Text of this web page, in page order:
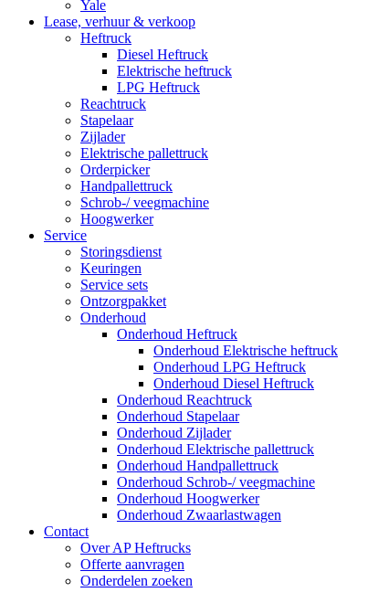
Yale
Lease, verhuur & verkoop
Heftruck
Diesel Heftruck
Elektrische heftruck
LPG Heftruck
Reachtruck
Stapelaar
Zijlader
Elektrische pallettruck
Orderpicker
Handpallettruck
Schrob-/ veegmachine
Hoogwerker
Service
Storingsdienst
Keuringen
Service sets
Ontzorgpakket
Onderhoud
Onderhoud Heftruck
Onderhoud Elektrische heftruck
Onderhoud LPG Heftruck
Onderhoud Diesel Heftruck
Onderhoud Reachtruck
Onderhoud Stapelaar
Onderhoud Zijlader
Onderhoud Elektrische pallettruck
Onderhoud Handpallettruck
Onderhoud Schrob-/ veegmachine
Onderhoud Hoogwerker
Onderhoud Zwaarlastwagen
Contact
Over AP Heftrucks
Offerte aanvragen
Onderdelen zoeken